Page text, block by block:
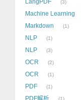
3
Machine Learning
Markdown 1
NLP 1
NLP 3
OCR 2
OCR 1
PDF 1
PDF解析 1